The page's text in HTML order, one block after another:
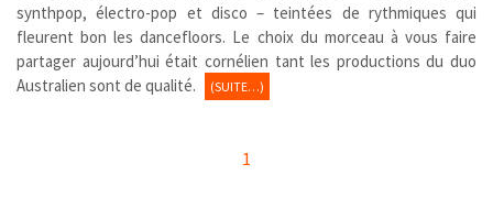
synthpop, électro-pop et disco – teintées de rythmiques qui
fleurent bon les dancefloors. Le choix du morceau à vous faire
partager aujourd’hui était cornélien tant les productions du duo
Australien sont de qualité.
(SUITE…)
1